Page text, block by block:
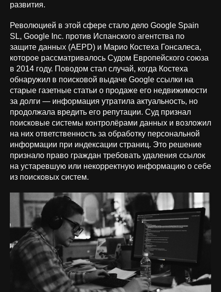
развития.
Революцией в этой сфере стало дело Google Spain
SL, Google Inc. против Испанского агентства по
защите данных (AEPD) и Марио Костеха Гонсалеса,
которое рассматривалось Судом Европейского союза
в 2014 году. Поводом стал случай, когда Костеха
обнаружил в поисковой выдаче Google ссылки на
старые газетные статьи о продаже его недвижимости
за долги — информация утратила актуальность, но
продолжала вредить его репутации. Суд признал
поисковые системы контролёрами данных и возложил
на них ответственность за обработку персональной
информации при индексации страниц. Это решение
признало право граждан требовать удаления ссылок
на устаревшую или некорректную информацию о себе
из поисковых систем.